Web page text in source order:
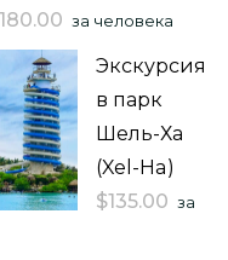
180.00 за человека
Экскурсия
в парк
Шель-Ха
(Xel-Ha)
$135.00 за